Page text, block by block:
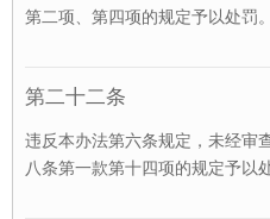
第二项、第四项的规定予以处罚。
第二十二条
违反本办法第六条规定，未经审
八条第一款第十四项的规定予以